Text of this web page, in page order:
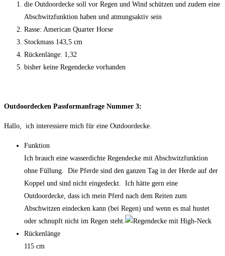
die Outdoordecke soll vor Regen und Wind schützen und zudem eine
Abschwitzfunktion haben und atmungsaktiv sein
Rasse: American Quarter Horse
Stockmass 143,5 cm
Rückenlänge: 1,32
bisher keine Regendecke vorhanden
Outdoordecken Passformanfrage Nummer 3:
Hallo, ich interessiere mich für eine Outdoordecke.
Funktion
Ich brauch eine wasserdichte Regendecke mit Abschwitzfunktion
ohne Füllung. Die Pferde sind den ganzen Tag in der Herde auf der
Koppel und sind nicht eingedeckt. Ich hätte gern eine
Outdoordecke, dass ich mein Pferd nach dem Reiten zum
Abschwitzen eindecken kann (bei Regen) und wenn es mal hustet
oder schnupft nicht im Regen steht.
Rückenlänge
115 cm